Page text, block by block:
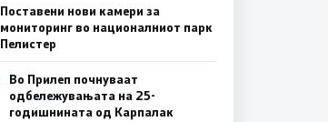
Поставени нови камери за
мониторинг во националниот парк
Пелистер
Во Прилеп почнуваат
одбележувањата на 25-
годишнината од Карпалак